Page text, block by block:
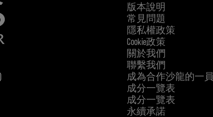
版本說明
常見問題
隱私權政策
Cookie政策
關於我們
聯繫我們
成為合作沙龍的一員
成分一覽表
成分一覽表
永續承諾